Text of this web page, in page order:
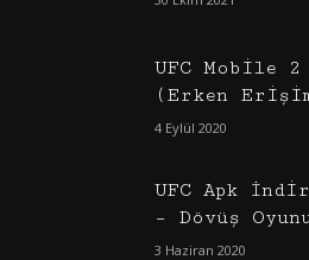
UFC Mobile
(Erken
4 Eylül 2020
UFC Apk
– Dövüş
3 Haziran 2020